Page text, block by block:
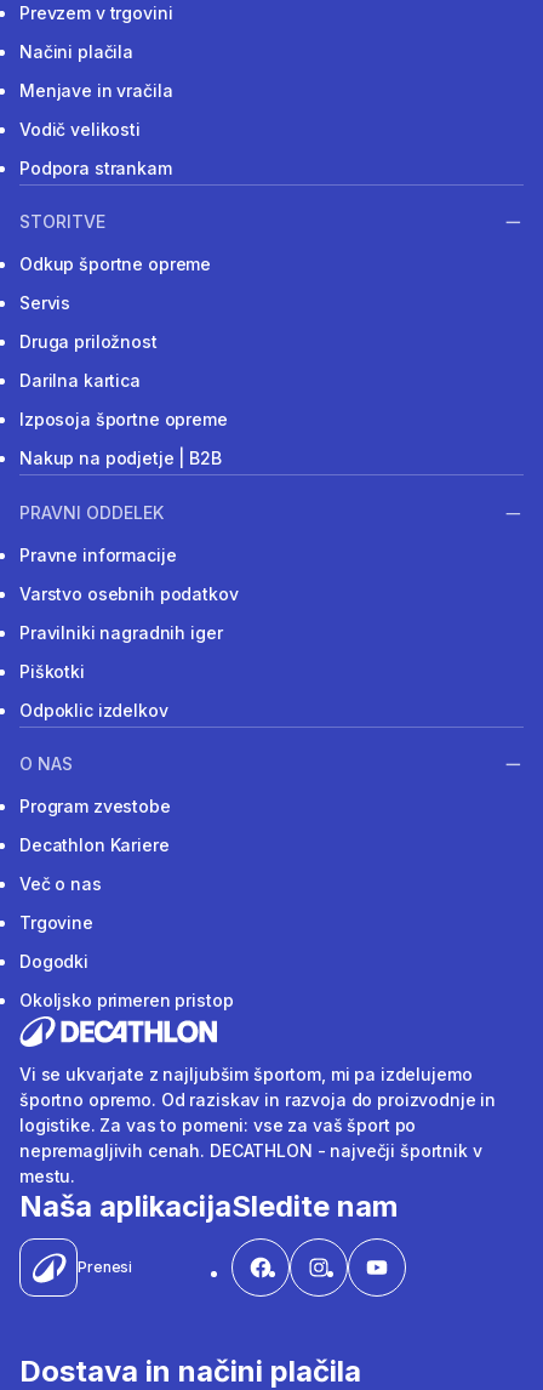
Prevzem v trgovini
Načini plačila
Menjave in vračila
Vodič velikosti
Podpora strankam
STORITVE
Odkup športne opreme
Servis
Druga priložnost
Darilna kartica
Izposoja športne opreme
Nakup na podjetje | B2B
PRAVNI ODDELEK
Pravne informacije
Varstvo osebnih podatkov
Pravilniki nagradnih iger
Piškotki
Odpoklic izdelkov
O NAS
Program zvestobe
Decathlon Kariere
Več o nas
Trgovine
Dogodki
Okoljsko primeren pristop
Vi se ukvarjate z najljubšim športom, mi pa izdelujemo
športno opremo. Od raziskav in razvoja do proizvodnje in
logistike. Za vas to pomeni: vse za vaš šport po
nepremagljivih cenah. DECATHLON - največji športnik v
mestu.
Naša aplikacija
Prenesi
Sledite nam
Dostava in načini plačila